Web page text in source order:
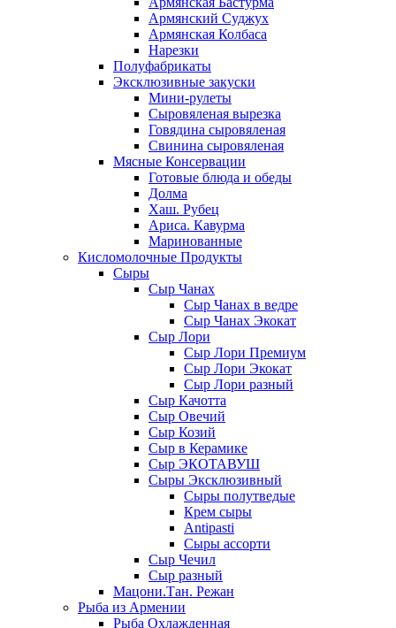
Армянский Суджух
Армянская Колбаса
Нарезки
Полуфабрикаты
Эксклюзивные закуски
Мини-рулеты
Сыровяленая вырезка
Говядина сыровяленая
Свинина сыровяленая
Мясные Консервации
Готовые блюда и обеды
Долма
Хаш. Рубец
Ариса. Кавурма
Маринованные
Кисломолочные Продукты
Сыры
Сыр Чанах
Сыр Чанах в ведре
Сыр Чанах Экокат
Сыр Лори
Сыр Лори Премиум
Сыр Лори Экокат
Сыр Лори разный
Сыр Качотта
Сыр Овечий
Сыр Козий
Сыр в Керамике
Сыр ЭКОТАВУШ
Сыры Эксклюзивный
Сыры полутведые
Крем сыры
Antipasti
Сыры ассорти
Сыр Чечил
Сыр разный
Мацони.Тан. Режан
Рыба из Армении
Рыба Охлажденная